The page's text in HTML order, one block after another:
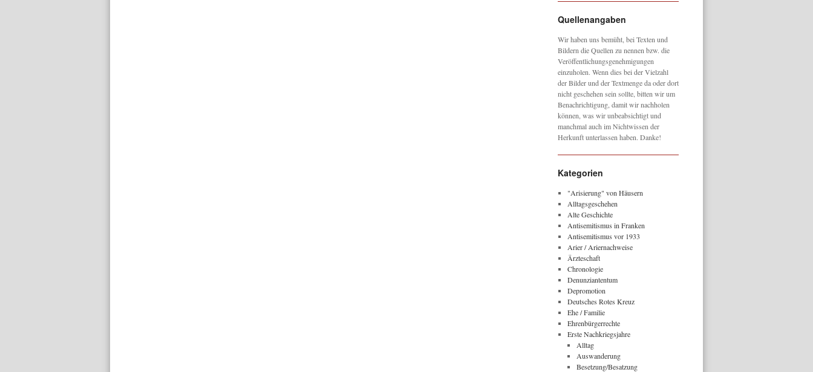
Quellenangaben
Wir haben uns bemüht, bei Texten und
Bildern die Quellen zu nennen bzw. die
Veröffentlichungsgenehmigungen
einzuholen. Wenn dies bei der Vielzahl
der Bilder und der Textmenge da oder dort
nicht geschehen sein sollte, bitten wir um
Benachrichtigung, damit wir nachholen
können, was wir unbeabsichtigt und
manchmal auch im Nichtwissen der
Herkunft unterlassen haben. Danke!
Kategorien
"Arisierung" von Häusern
Alltagsgeschehen
Alte Geschichte
Antisemitismus in Franken
Antisemitismus vor 1933
Arier / Ariernachweise
Ärzteschaft
Chronologie
Denunziantentum
Depromotion
Deutsches Rotes Kreuz
Ehe / Familie
Ehrenbürgerrechte
Erste Nachkriegsjahre
Alltag
Auswanderung
Besetzung/Besatzung